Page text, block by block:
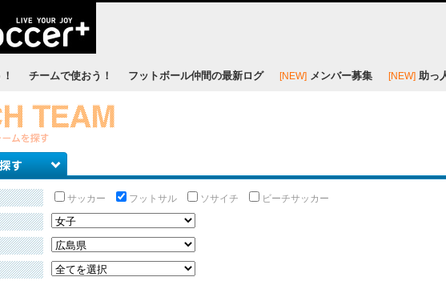
チームで使おう！ フットボール仲間の最新ログ [NEW] メンバー募集 [NEW] 助っ
サッカー フットサル ソサイチ ビーチサッカー